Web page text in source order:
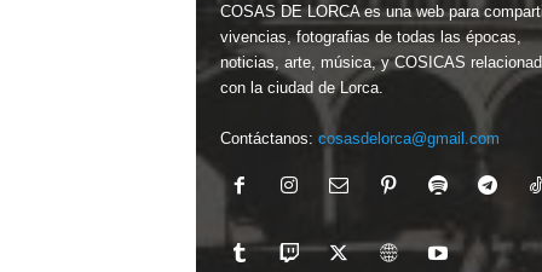
COSAS DE LORCA es una web para
vivencias, fotografias de todas las épocas,
noticias, arte, música, y COSICAS
con la ciudad de Lorca.
Contáctanos: cosasdelorca@gmail.com